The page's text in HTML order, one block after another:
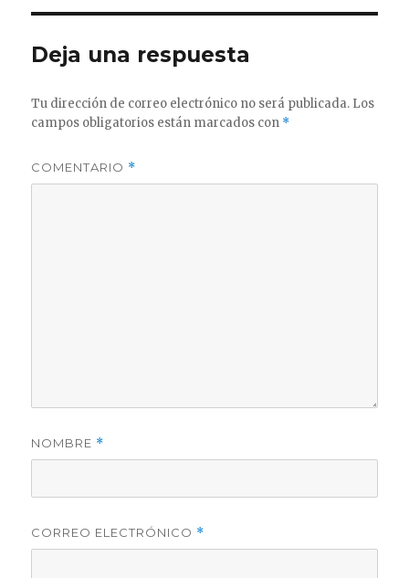
Deja una respuesta
Tu dirección de correo electrónico no será publicada. Los
campos obligatorios están marcados con *
COMENTARIO *
NOMBRE *
CORREO ELECTRÓNICO *